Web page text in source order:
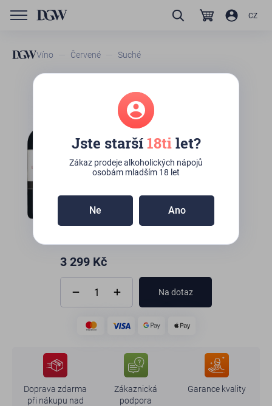
CZ
Víno Červené Suché
Antinori Tenuta Guado al
Tasso Bolgheri Superiore
Na dotaz
3 299 Kč
Na dotaz
Doprava zdarma
při nákupu nad
Zákaznická
podpora
Garance kvality
Jste starší18tilet?
Zákaz prodeje alkoholických nápojů
osobám mladším 18 let
Ne Ano